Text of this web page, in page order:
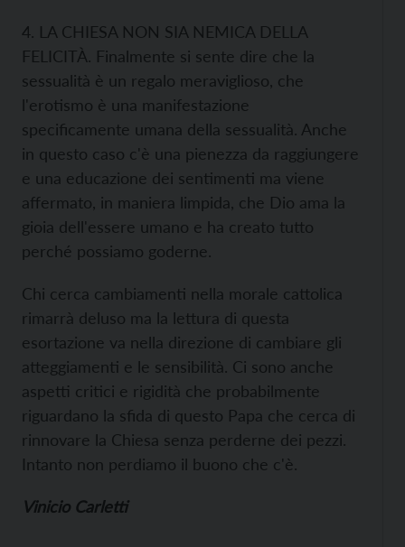
4. LA CHIESA NON SIA NEMICA DELLA
FELICITÀ. Finalmente si sente dire che la
sessualità è un regalo meraviglioso, che
l'erotismo è una manifestazione
specificamente umana della sessualità. Anche
in questo caso c'è una pienezza da raggiungere
e una educazione dei sentimenti ma viene
affermato, in maniera limpida, che Dio ama la
gioia dell'essere umano e ha creato tutto
perché possiamo goderne.
Chi cerca cambiamenti nella morale cattolica
rimarrà deluso ma la lettura di questa
esortazione va nella direzione di cambiare gli
atteggiamenti e le sensibilità. Ci sono anche
aspetti critici e rigidità che probabilmente
riguardano la sfida di questo Papa che cerca di
rinnovare la Chiesa senza perderne dei pezzi.
Intanto non perdiamo il buono che c'è.
Vinicio Carletti